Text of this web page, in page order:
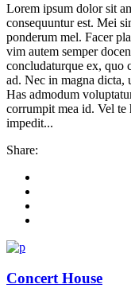
Lorem ipsum dolor sit
consequuntur est. Mei
ponderum mel. Facer
vim autem semper
concludaturque ex, quo
ad. Nec in magna dicta,
Has admodum
corrumpit mea id. Vel te
impedit...
Share:
Concert House